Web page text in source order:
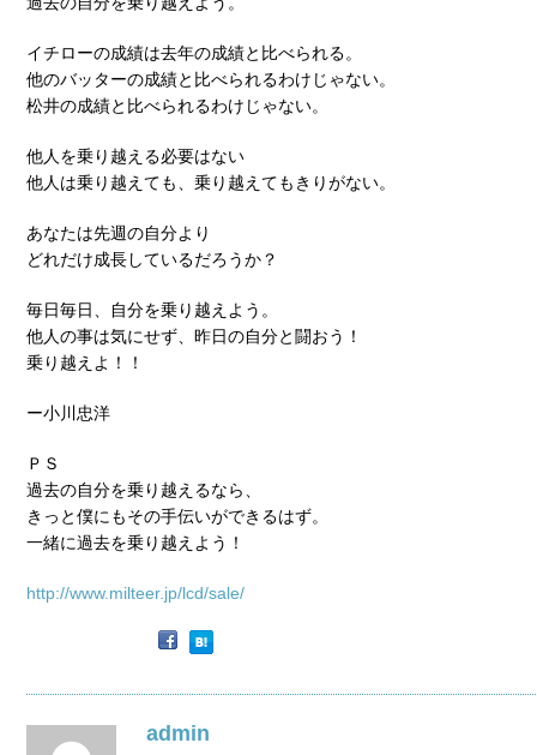
イチローの成績は去年の成績と比べられる。
他のバッターの成績と比べられるわけじゃない。
松井の成績と比べられるわけじゃない。
他人を乗り越える必要はない
他人は乗り越えても、乗り越えてもきりがない。
あなたは先週の自分より
どれだけ成長しているだろうか？
毎日毎日、自分を乗り越えよう。
他人の事は気にせず、昨日の自分と闘おう！
乗り越えよ！！
ー小川忠洋
ＰＳ
過去の自分を乗り越えるなら、
きっと僕にもその手伝いができるはず。
一緒に過去を乗り越えよう！
http://www.milteer.jp/lcd/sale/
admin